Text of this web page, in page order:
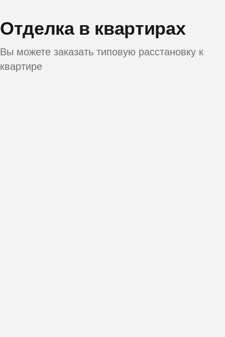
Отделка в квартирах
Вы можете заказать типовую расстановку к
квартире